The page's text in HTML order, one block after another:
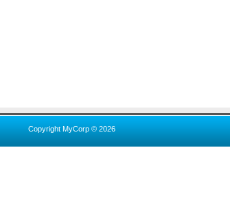
Copyright MyCorp © 2026